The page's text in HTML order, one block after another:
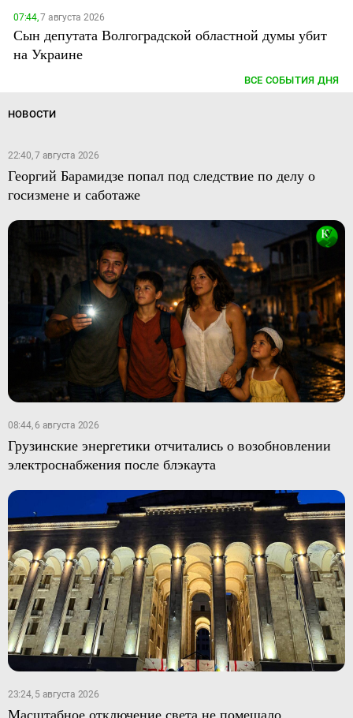
07:44,7 августа 2026
Сын депутата Волгоградской областной думы убит
на Украине
ВСЕ СОБЫТИЯ ДНЯ
НОВОСТИ
22:40, 7 августа 2026
Георгий Барамидзе попал под следствие по делу о
госизмене и саботаже
08:44, 6 августа 2026
Грузинские энергетики отчитались о возобновлении
электроснабжения после блэкаута
23:24, 5 августа 2026